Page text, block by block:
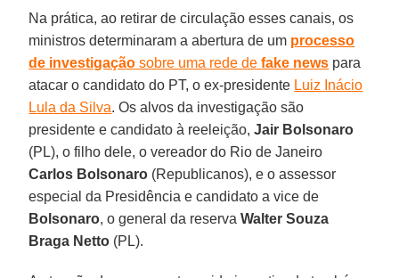
Na prática, ao retirar de circulação esses canais, os
ministros determinaram a abertura de um processo
de investigação sobre uma rede defake news para
atacar o candidato do PT, o ex-presidente Luiz Inácio
Lula da Silva. Os alvos da investigação são
presidente e candidato à reeleição, Jair Bolsonaro
(PL), o filho dele, o vereador do Rio de Janeiro
Carlos Bolsonaro (Republicanos), e o assessor
especial da Presidência e candidato a vice de
Bolsonaro, o general da reservaWalter Souza
Braga Netto (PL).